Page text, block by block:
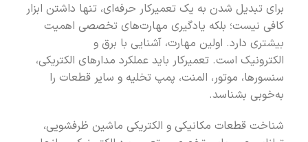
برای تبدیل شدن به یک تعمیرکار حرفه‌ای، تنها داشتن ابزار
کافی نیست؛ بلکه یادگیری مهارت‌های تخصصی اهمیت
بیشتری دارد. اولین مهارت، آشنایی با برق و
الکترونیک است. تعمیرکار باید عملکرد مدارهای الکتریکی،
سنسورها، موتور، المنت، پمپ تخلیه و سایر قطعات را
به‌خوبی بشناسد.
شناخت قطعات مکانیکی و الکتریکی ماشین ظرفشویی،